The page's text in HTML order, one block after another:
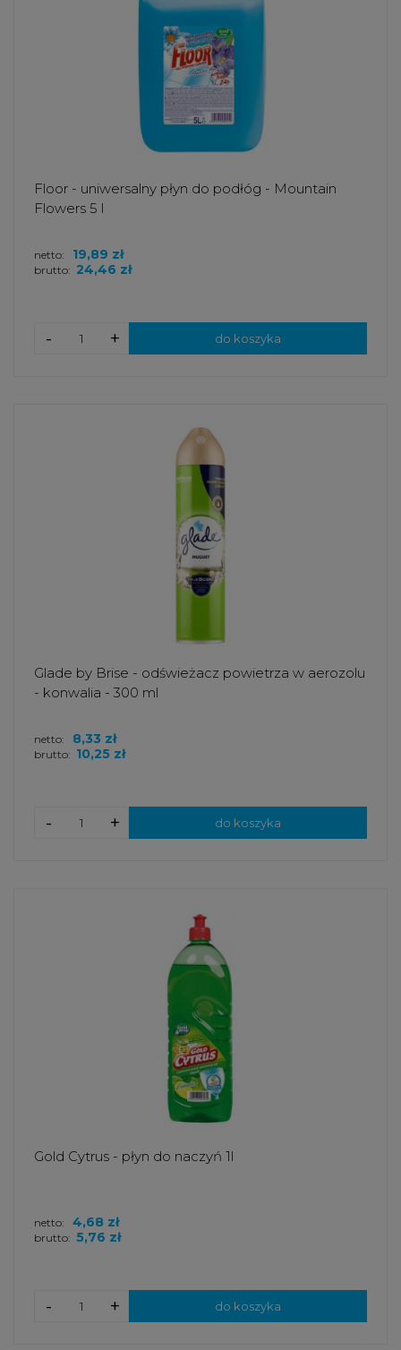
Floor - uniwersalny płyn do podłóg - Mountain
Flowers 5 l
brutto: 24,46 zł
netto: 19,89 zł
+
- do koszyka
Glade by Brise - odświeżacz powietrza w aerozolu
- konwalia - 300 ml
brutto: 10,25 zł
netto: 8,33 zł
+
- do koszyka
Gold Cytrus - płyn do naczyń 1l
brutto: 5,76 zł
netto: 4,68 zł
+
- do koszyka